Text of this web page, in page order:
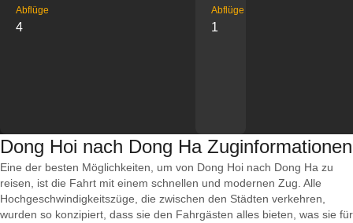
Abflüge
4
Abflüge
1
Dong Hoi nach Dong Ha Zuginformationen
Eine der besten Möglichkeiten, um von Dong Hoi nach Dong Ha zu
reisen, ist die Fahrt mit einem schnellen und modernen Zug. Alle
Hochgeschwindigkeitszüge, die zwischen den Städten verkehren,
wurden so konzipiert, dass sie den Fahrgästen alles bieten, was sie für